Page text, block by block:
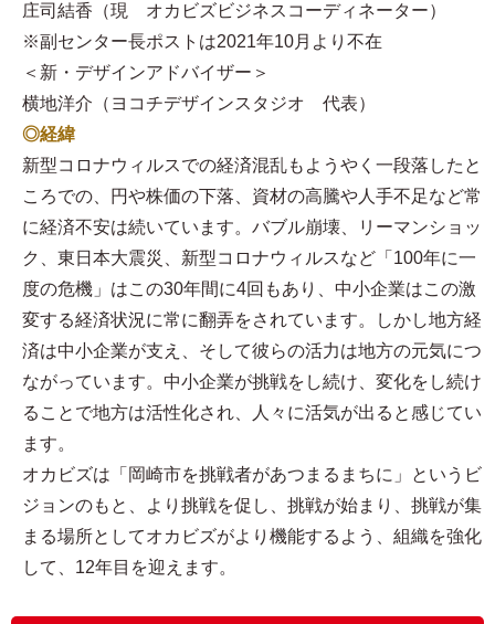
庄司結香（現 オカビズビジネスコーディネーター）
※副センター長ポストは2021年10月より不在
＜新・デザインアドバイザー＞
横地洋介（ヨコチデザインスタジオ 代表）
◎経緯
新型コロナウィルスでの経済混乱もようやく一段落したと
ころでの、円や株価の下落、資材の高騰や人手不足など常
に経済不安は続いています。バブル崩壊、リーマンショッ
ク、東日本大震災、新型コロナウィルスなど「100年に一
度の危機」はこの30年間に4回もあり、中小企業はこの激
変する経済状況に常に翻弄をされています。しかし地方経
済は中小企業が支え、そして彼らの活力は地方の元気につ
ながっています。中小企業が挑戦をし続け、変化をし続け
ることで地方は活性化され、人々に活気が出ると感じてい
ます。
オカビズは「岡崎市を挑戦者があつまるまちに」というビ
ジョンのもと、より挑戦を促し、挑戦が始まり、挑戦が集
まる場所としてオカビズがより機能するよう、組織を強化
して、12年目を迎えます。